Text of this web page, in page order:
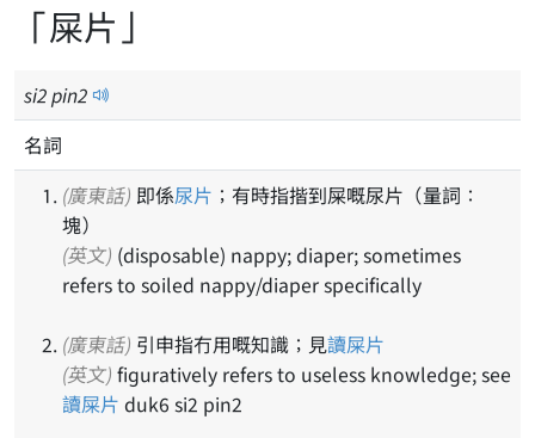
「屎片」
si2pin2
名詞
(廣東話) 即係尿片 ；有時指揩到屎嘅尿片（量詞：
塊）
(英文) (disposable) nappy; diaper; sometimes
refers to soiled nappy/diaper specifically
(廣東話) 引申指冇用嘅知識；見讀屎片
(英文) figuratively refers to useless knowledge; see
讀屎片 duk6 si2 pin2